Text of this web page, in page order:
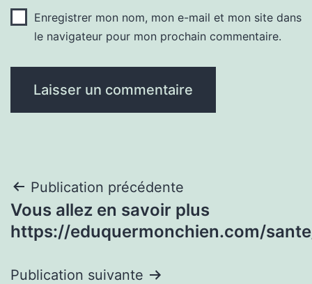
Enregistrer mon nom, mon e-mail et mon site dans
le navigateur pour mon prochain commentaire.
Navigation
de
Publication précédente
Vous allez en savoir plus
https://eduquermonchien.com/
Publication suivante